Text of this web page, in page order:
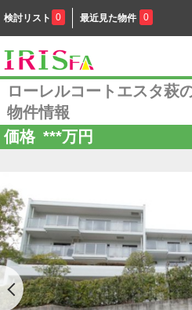
検討リスト 0 最近見た物件 0
ローレルコートエスタ萩
物件情報
価格 ***万円